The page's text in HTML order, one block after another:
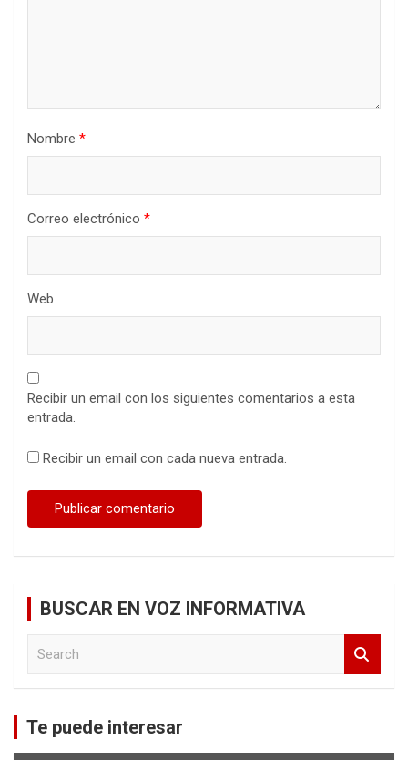
Nombre *
Correo electrónico *
Web
Recibir un email con los siguientes comentarios a esta
entrada.
Recibir un email con cada nueva entrada.
BUSCAR EN VOZ INFORMATIVA
c
h
Te puede interesar